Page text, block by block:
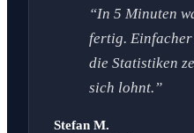
“In 5 Minuten
fertig.
die Statistiken
sich lohnt.”
Stefan M.